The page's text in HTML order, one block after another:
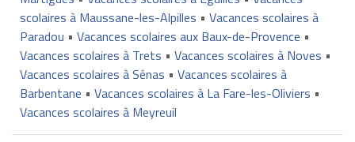
scolaires à Maussane-les-Alpilles • Vacances scolaires à
Paradou • Vacances scolaires aux Baux-de-Provence •
Vacances scolaires à Trets • Vacances scolaires à Noves •
Vacances scolaires à Sénas • Vacances scolaires à
Barbentane • Vacances scolaires à La Fare-les-Oliviers •
Vacances scolaires à Meyreuil